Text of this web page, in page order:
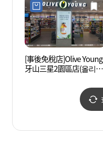
[事後免稅店]Olive Young
牙山三星2園區店(올리브